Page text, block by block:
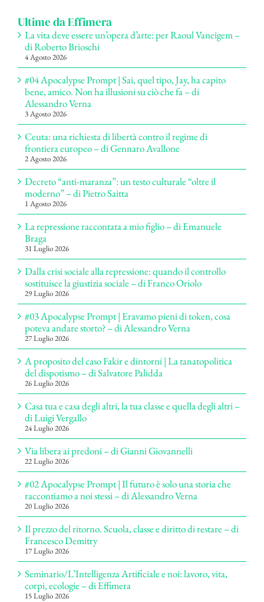
Ultime da Effimera
La vita deve essere un’opera d’arte: per Raoul Vaneigem –
di Roberto Brioschi
4 Agosto 2026
#04 Apocalypse Prompt | Sai, quel tipo, Jay, ha capito
bene, amico. Non ha illusioni su ciò che fa – di
Alessandro Verna
3 Agosto 2026
Ceuta: una richiesta di libertà contro il regime di
frontiera europeo – di Gennaro Avallone
2 Agosto 2026
Decreto “anti-maranza”: un testo culturale “oltre il
moderno” – di Pietro Saitta
1 Agosto 2026
La repressione raccontata a mio figlio – di Emanuele
Braga
31 Luglio 2026
Dalla crisi sociale alla repressione: quando il controllo
sostituisce la giustizia sociale – di Franco Oriolo
29 Luglio 2026
#03 Apocalypse Prompt | Eravamo pieni di token, cosa
poteva andare storto? – di Alessandro Verna
27 Luglio 2026
A proposito del caso Fakir e dintorni | La tanatopolitica
del dispotismo – di Salvatore Palidda
26 Luglio 2026
Casa tua e casa degli altri, la tua classe e quella degli altri –
di Luigi Vergallo
24 Luglio 2026
Via libera ai predoni – di Gianni Giovannelli
22 Luglio 2026
#02 Apocalypse Prompt | Il futuro è solo una storia che
raccontiamo a noi stessi – di Alessandro Verna
20 Luglio 2026
Il prezzo del ritorno. Scuola, classe e diritto di restare – di
Francesco Demitry
17 Luglio 2026
Seminario/L’Intelligenza Artificiale e noi: lavoro, vita,
corpi, ecologie – di Effimera
15 Luglio 2026